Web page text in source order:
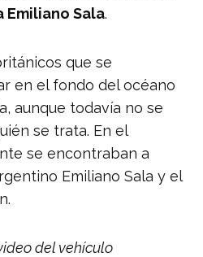
Emiliano Sala.
que se
en el fondo del océano
aunque todavía no se
se trata. En el
se encontraban a
Emiliano Sala y el
del vehículo